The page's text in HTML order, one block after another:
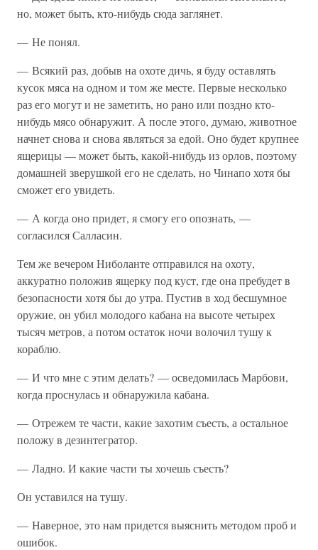
но, может быть, кто-нибудь сюда заглянет.
— Не понял.
— Всякий раз, добыв на охоте дичь, я буду оставлять
кусок мяса на одном и том же месте. Первые несколько
раз его могут и не заметить, но рано или поздно кто-
нибудь мясо обнаружит. А после этого, думаю, животное
начнет снова и снова являться за едой. Оно будет крупнее
ящерицы — может быть, какой-нибудь из орлов, поэтому
домашней зверушкой его не сделать, но Чинапо хотя бы
сможет его увидеть.
— А когда оно придет, я смогу его опознать, —
согласился Салласин.
Тем же вечером Ниболанте отправился на охоту,
аккуратно положив ящерку под куст, где она пребудет в
безопасности хотя бы до утра. Пустив в ход бесшумное
оружие, он убил молодого кабана на высоте четырех
тысяч метров, а потом остаток ночи волочил тушу к
кораблю.
— И что мне с этим делать? — осведомилась Марбови,
когда проснулась и обнаружила кабана.
— Отрежем те части, какие захотим съесть, а остальное
положу в дезинтегратор.
— Ладно. И какие части ты хочешь съесть?
Он уставился на тушу.
— Наверное, это нам придется выяснить методом проб и
ошибок.